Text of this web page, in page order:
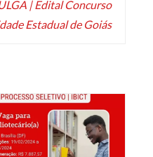
| Edital Concurso
Estadual de Goiás